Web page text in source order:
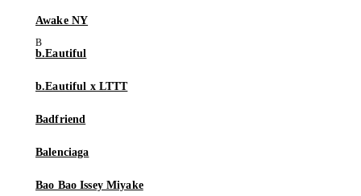
Awake NY
b.Eautiful
b.Eautiful x LTTT
Badfriend
Balenciaga
Bao Bao Issey Miyake